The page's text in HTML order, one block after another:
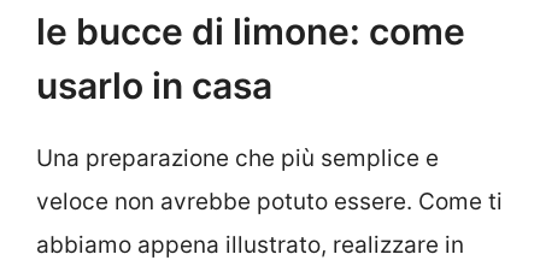
le bucce di limone: come
usarlo in casa
Una preparazione che più semplice e
veloce non avrebbe potuto essere. Come ti
abbiamo appena illustrato, realizzare in